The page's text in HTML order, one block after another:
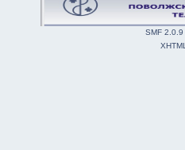
SMF 2.0.9